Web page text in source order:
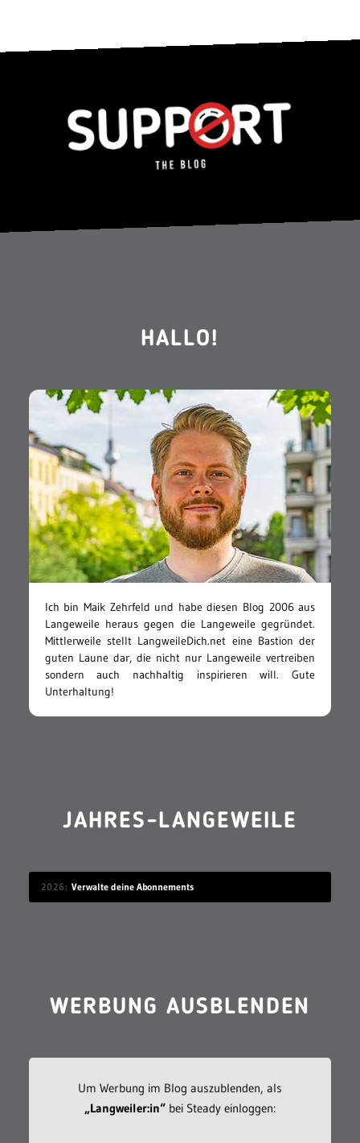
HALLO!
Ich bin Maik Zehrfeld und habe diesen Blog 2006 aus
Langeweile heraus gegen die Langeweile gegründet.
Mittlerweile stellt LangweileDich.net eine Bastion der
guten Laune dar, die nicht nur Langeweile vertreiben
sondern auch nachhaltig inspirieren will. Gute
Unterhaltung!
JAHRES-LANGEWEILE
2026 Verwalte deine Abonnements
WERBUNG AUSBLENDEN
Um Werbung im Blog auszublenden, als
„Langweiler:in“bei Steady einloggen: